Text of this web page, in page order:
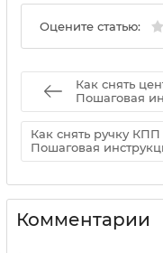
Оцените статью:
Как снять
Пошаговая
Как снять ручку
Пошаговая
Комментарии